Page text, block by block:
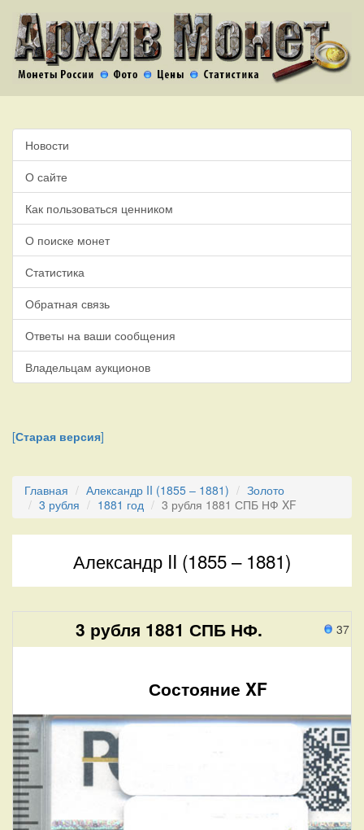
Новости
О сайте
Как пользоваться ценником
О поиске монет
Статистика
Обратная связь
Ответы на ваши сообщения
Владельцам аукционов
[Старая версия]
Главная Александр II (1855 – 1881)
Золото
3 рубля
1881 год 3 рубля 1881 СПБ НФ XF
Александр II (1855 – 1881)
37
3 рубля 1881 СПБ НФ.
Состояние XF